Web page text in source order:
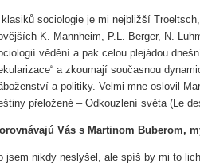
sociologie je mi nejbližší
K. Mannheim, P.L. Berger, N.
vědění a pak celou plejádou
a zkoumají současnou
a politiky. Velmi mne oslovil
přeložené – Odkouzlení světa (Le
Vás s Martinom Buberom,
jsem nikdy neslyšel, ale spíš by mi to